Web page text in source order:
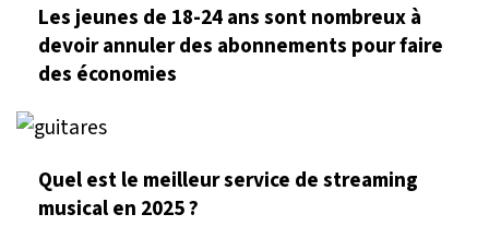
Les jeunes de 18-24 ans sont nombreux à
devoir annuler des abonnements pour faire
des économies
Quel est le meilleur service de streaming
musical en 2025 ?